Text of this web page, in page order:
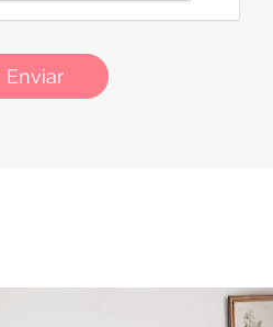
Enviar